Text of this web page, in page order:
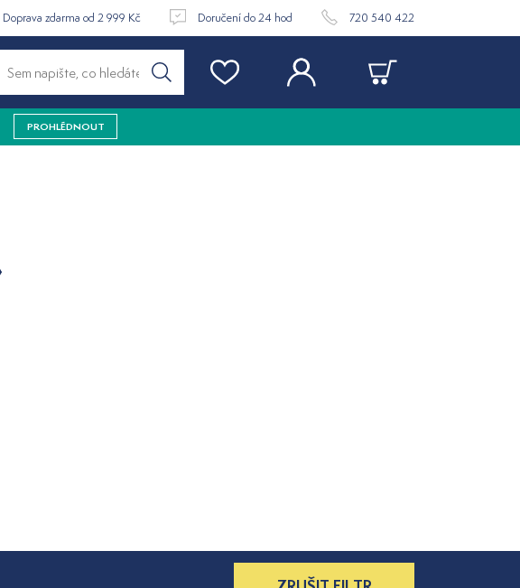
Doprava zdarma od 2 999 Kč Doručení do 24 hod 720 540 422
PROHLÉDNOUT